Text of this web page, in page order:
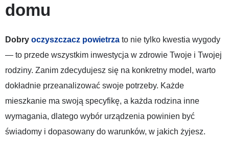
domu
Dobry oczyszczacz powietrza to nie tylko kwestia wygody
— to przede wszystkim inwestycja w zdrowie Twoje i Twojej
rodziny. Zanim zdecydujesz się na konkretny model, warto
dokładnie przeanalizować swoje potrzeby. Każde
mieszkanie ma swoją specyfikę, a każda rodzina inne
wymagania, dlatego wybór urządzenia powinien być
świadomy i dopasowany do warunków, w jakich żyjesz.